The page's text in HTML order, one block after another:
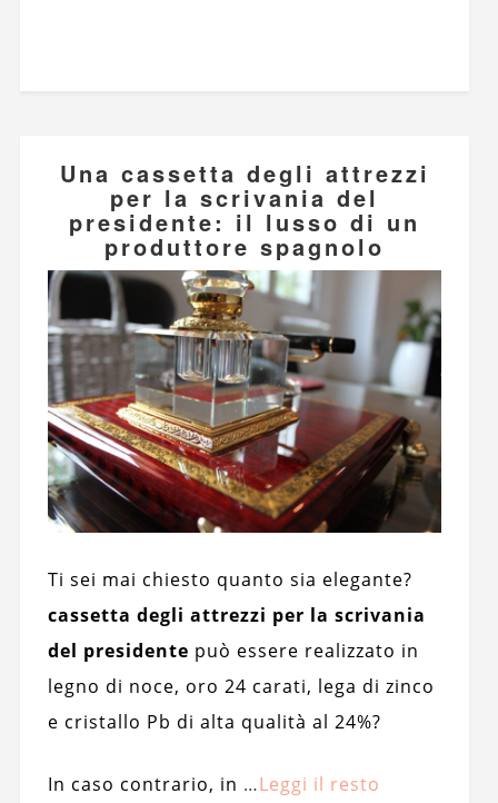
Una cassetta degli attrezzi
per la scrivania del
presidente: il lusso di un
produttore spagnolo
Ti sei mai chiesto quanto sia elegante?
cassetta degli attrezzi per la scrivania
del presidente può essere realizzato in
legno di noce, oro 24 carati, lega di zinco
e cristallo Pb di alta qualità al 24%?
In caso contrario, in …Leggi il resto